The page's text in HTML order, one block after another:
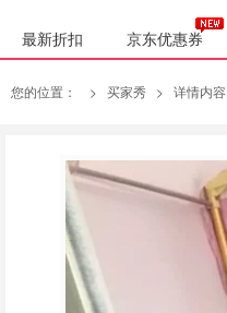
最新折扣 京东优惠券
您的位置： > 买家秀 > 详情内容